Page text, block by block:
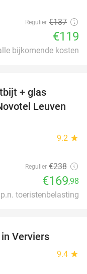
Regulier €137
€119
bijkomende kosten
+ glas
Leuven
9.2 star
Regulier €238
€169,98
toeristenbelasting
Verviers
9.4 star